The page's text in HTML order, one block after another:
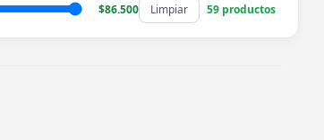
$86.500 Limpiar 59 productos